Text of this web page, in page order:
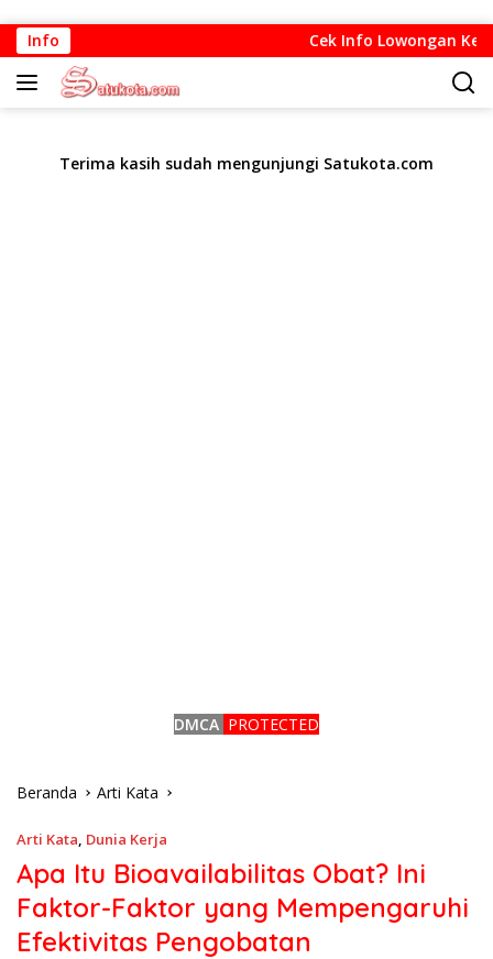
Langsung
ke
konten
Info Cek Info Lowongan
Terima kasih sudah mengunjungi Satukota.com
DMCA PROTECTED
Beranda Arti Kata
Arti Kata, Dunia Kerja
Apa Itu Bioavailabilitas Obat? Ini
Faktor-Faktor yang Mempengaruhi
Efektivitas Pengobatan